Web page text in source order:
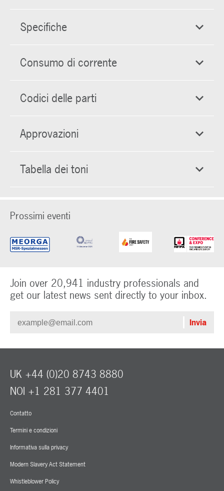
Specifiche
Consumo di corrente
Codici delle parti
Approvazioni
Tabella dei toni
Prossimi eventi
Join over 20,941 industry professionals and
get our latest news sent directly to your inbox.
Contatto
Termini e condizioni
Informativa sulla privacy
Modern Slavery Act Statement
Whistleblower Policy
UK +44 (0)20 8743 8880
NOI +1 281 377 4401